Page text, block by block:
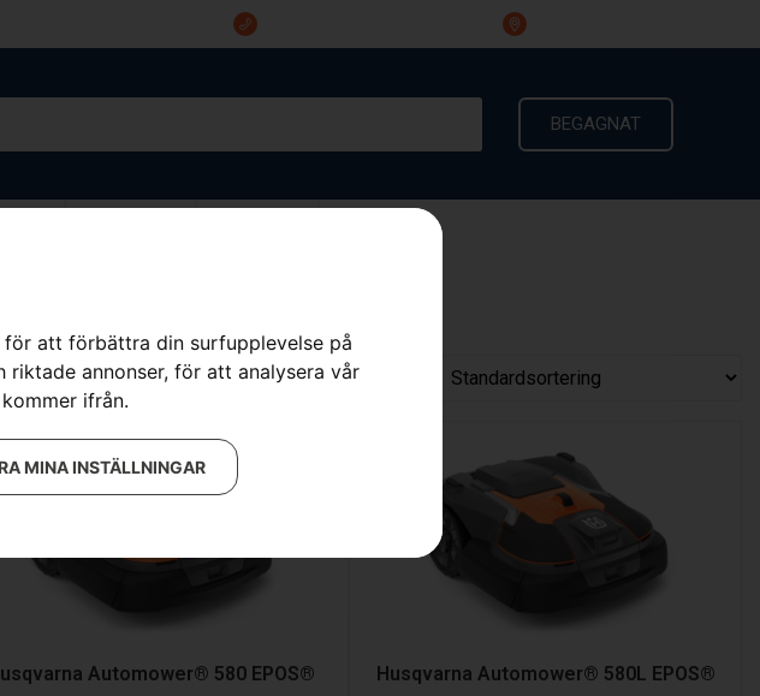
att förbättra din surfupplevelse på
annonser, för att analysera vår
ifrån.
MINA INSTÄLLNINGAR
BEGAGNAT
Automower® 580 EPOS® Husqvarna Automower® 580L EPOS®